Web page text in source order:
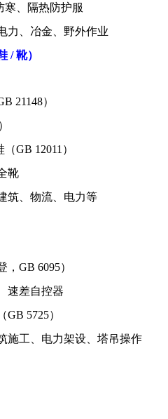
寒、隔热防护服
力、冶金、野外作业
/靴）
21148）
）
（GB 12011 ）
靴
筑、物流、电力等
， GB 6095）
速差自控器
GB 5725）
施工、电力架设、塔吊操作